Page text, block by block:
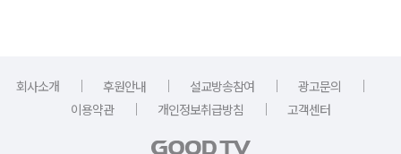
회사소개 ｜ 후원안내 ｜ 설교방송참여 ｜ 광고문의
｜
이용약관
｜ 개인정보취급방침 ｜ 고객센터